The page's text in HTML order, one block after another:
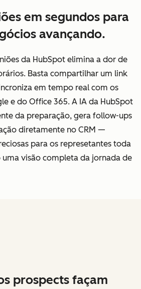
em segundos para
avançando.
da HubSpot elimina a dor de
Basta compartilhar um link
em tempo real com os
e do Office 365. A IA da HubSpot
da preparação, gera follow-ups
diretamente no CRM —
para os represetantes toda
visão completa da jornada de
prospects façam